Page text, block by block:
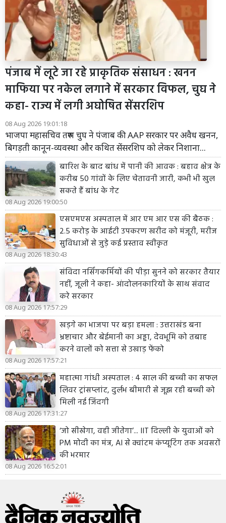
पंजाब में लूटे जा रहे प्राकृतिक संसाधन : खनन
माफिया पर नकेल लगाने में सरकार विफल, चुघ ने
कहा- राज्य में लगी अघोषित सेंसरशिप
08 Aug 2026 19:01:18
भाजपा महासचिव तरुण चुघ ने पंजाब की AAP सरकार पर अवैध खनन,
बिगड़ती कानून-व्यवस्था और कथित सेंसरशिप को लेकर निशाना...
बारिश के बाद बांध में पानी की आवक : बहाव क्षेत्र के
करीब 50 गांवों के लिए चेतावनी जारी, कभी भी खुल
सकते हैं बांध के गेट
08 Aug 2026 19:00:50
एसएमएस अस्पताल में आर एम आर एस की बैठक :
2.5 करोड़ के आईटी उपकरण खरीद को मंजूरी, मरीज
सुविधाओं से जुड़े कई प्रस्ताव स्वीकृत
08 Aug 2026 18:30:43
संविदा नर्सिंगकर्मियों की पीड़ा सुनने को सरकार तैयार
नहीं, जूली ने कहा- आंदोलनकारियों के साथ संवाद
करे सरकार
08 Aug 2026 17:57:29
खड़गे का भाजपा पर बड़ा हमला : उत्तराखंड बना
भ्रष्टाचार और बेईमानी का अड्डा, देवभूमि को तबाह
करने वालों को सत्ता से उखाड़ फेंको
08 Aug 2026 17:57:21
महात्मा गांधी अस्पताल : 4 साल की बच्ची का सफल
लिवर ट्रांसप्लांट, दुर्लभ बीमारी से जूझ रही बच्ची को
मिली नई जिंदगी
08 Aug 2026 17:31:27
‘जो सीखेगा, वही जीतेगा’... IIT दिल्ली के युवाओं को
PM मोदी का मंत्र, AI से क्वांटम कंप्यूटिंग तक अवसरों
की भरमार
08 Aug 2026 16:52:01